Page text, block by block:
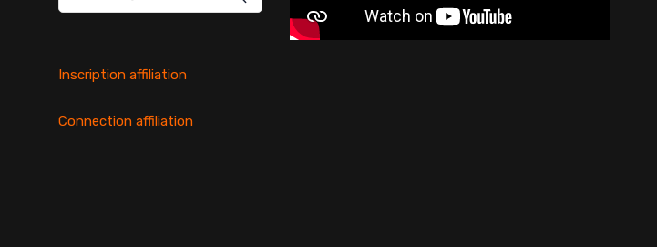
for:
Inscription affiliation
Connection affiliation